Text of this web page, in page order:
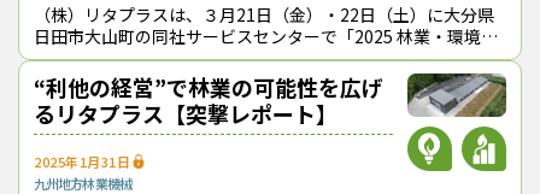
（株）リタプラスは、３月21日（金）・22日（土）に大分県
日田市大山町の同社サービスセンターで「2025 林業・環境機
械展示会＆メンテナンス研修会」を開催する。KESLAストロ
ークハーベスタ新型モデ
“利他の経営”で林業の可能性を広げ
るリタプラス【突撃レポート】
2025年1月31日
九州地方林業機械